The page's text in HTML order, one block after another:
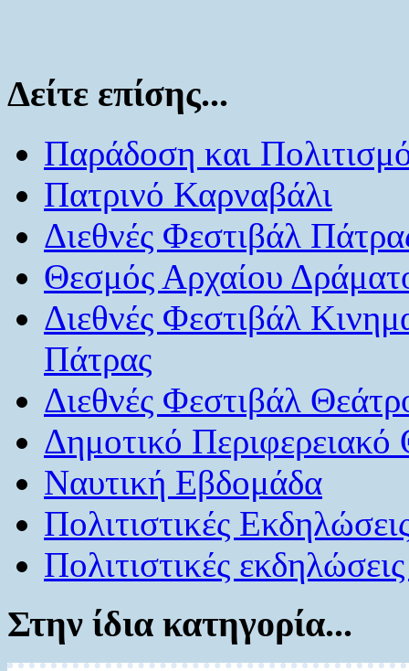
Δείτε επίσης...
Παράδοση και
Πατρινό Καρναβάλι
Διεθνές Φεστιβάλ
Θεσμός Αρχαίου
Διεθνές Φεστιβάλ
Πάτρας
Διεθνές Φεστιβάλ
Δημοτικό
Ναυτική Εβδομάδα
Πολιτιστικές
Πολιτιστικές
Στην ίδια κατηγορία...